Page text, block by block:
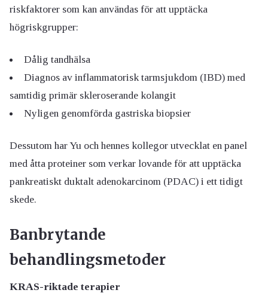
riskfaktorer som kan användas för att upptäcka
högriskgrupper:
Dålig tandhälsa
Diagnos av inflammatorisk tarmsjukdom (IBD) med
samtidig primär skleroserande kolangit
Nyligen genomförda gastriska biopsier
Dessutom har Yu och hennes kollegor utvecklat en panel
med åtta proteiner som verkar lovande för att upptäcka
pankreatiskt duktalt adenokarcinom (PDAC) i ett tidigt
skede.
Banbrytande
behandlingsmetoder
KRAS-riktade terapier